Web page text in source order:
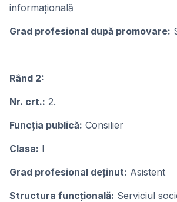
informațională
Grad profesional după promovare:
Rând 2:
Nr. crt.: 2.
Funcția publică: Consilier
Clasa: I
Grad profesional deținut: Asistent
Structura funcțională: Serviciul